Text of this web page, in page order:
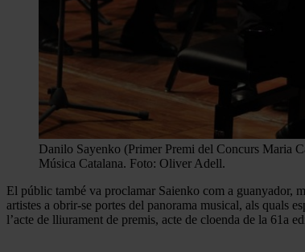
Danilo Sayenko (Primer Premi del Concurs Maria
Música Catalana. Foto: Oliver Adell.
El públic també va proclamar Saienko com a guanyador,
artistes a obrir-se portes del panorama musical, als quals
l’acte de lliurament de premis, acte de cloenda de la 61a